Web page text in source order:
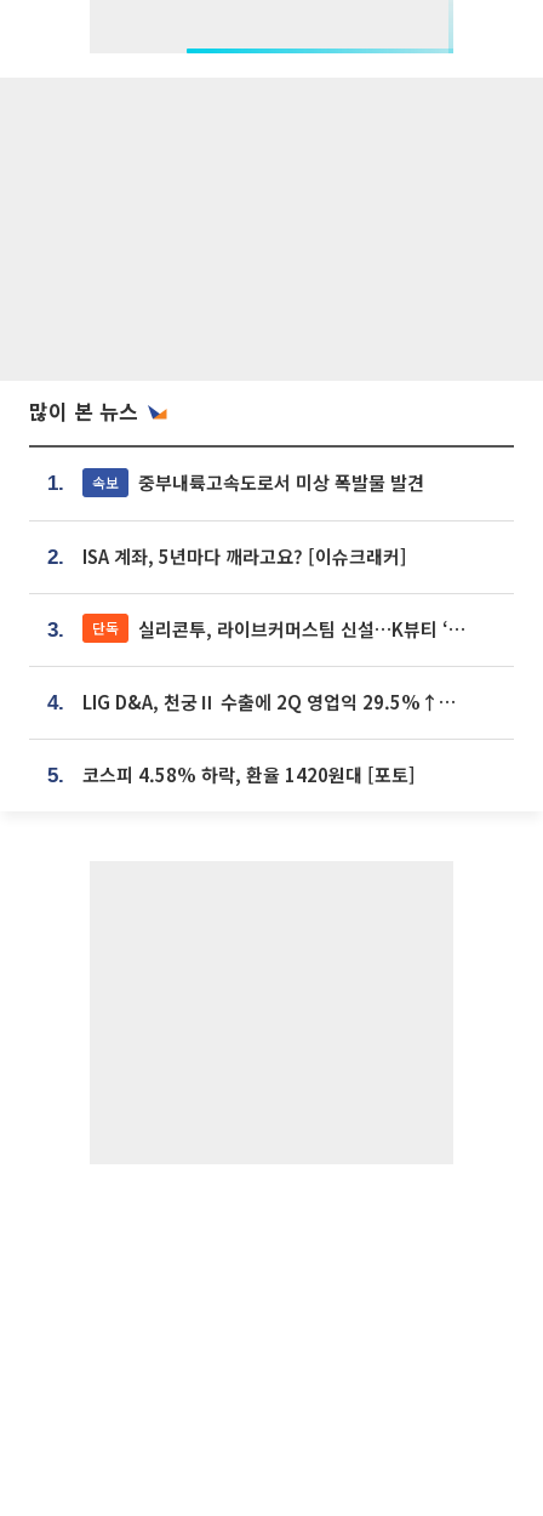
많이 본 뉴스
1. 속보 중부내륙고속도로서 미상 폭발물 발견
2. ISA 계좌, 5년마다 깨라고요? [이슈크래커]
3. 단독 실리콘투, 라이브커머스팀 신설…K뷰티 ‘글로벌 판매망’ 확대[K뷰티 라방戰]
4. LIG D&A, 천궁Ⅱ 수출에 2Q 영업익 29.5%↑…수주잔고 24.6조 [종합]
5. 코스피 4.58% 하락, 환율 1420원대 [포토]